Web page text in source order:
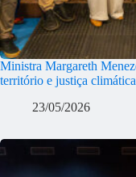
Ministra Margareth
território e justiça
23/05/2026